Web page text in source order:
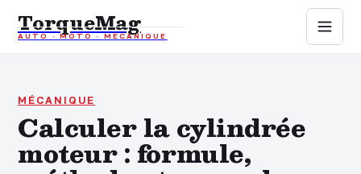
TorqueMag
AUTO · MOTO · MÉCANIQUE
Auto
Moto
Mécanique
MÉCANIQUE
Calculer la cylindrée
moteur : formule,